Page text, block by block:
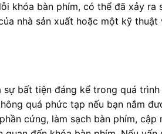
khóa bàn phím, có thể đã xảy ra
nhà sản xuất hoặc một kỹ
bất tiện đáng kể trong quá
quá phức tạp nếu bạn nắm
cứng, làm sạch bàn phím,